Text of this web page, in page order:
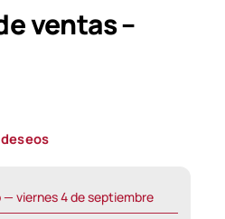
ventas –
— viernes 4 de septiembre